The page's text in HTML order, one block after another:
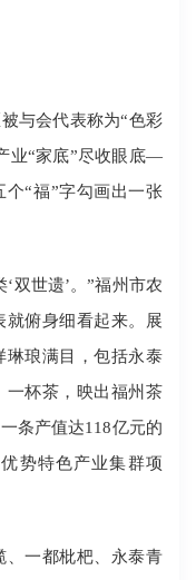
与会代表称为“色彩
业“家底”尽收眼底―
“福”字勾画出一张
世遗’。”福州市农
就俯身细看起来。展
琳琅满目，包括永泰
一杯茶，映出福州茶
条产值达118亿元的
势特色产业集群项
一都枇杷、永泰青